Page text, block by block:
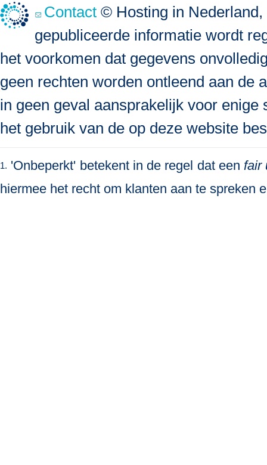
Contact © Hosting in
gepubliceerde informatie wordt
het voorkomen dat gegevens
geen rechten worden ontleend aan de
in geen geval aansprakelijk voor
het gebruik van de op deze website
1. 'Onbeperkt' betekent in de regel dat een fair
hiermee het recht om klanten aan te spreken